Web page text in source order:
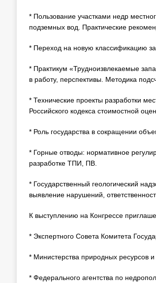
* Пользование участками недр
подземных вод. Практические
* Переход на новую классификацию
* Практикум «Трудноизвлекаемые
в работу, перспективы. Методика
* Технические проекты разработки
Российского кодекса стоимостной
* Роль государства в сокращении
* Горные отводы: нормативное
разработке ТПИ, ПВ.
* Государственный геологический
выявление нарушений,
К выступлению на Конгрессе
* Экспертного Совета Комитета
* Министерства природных ресурсов
* Федерального агентства по